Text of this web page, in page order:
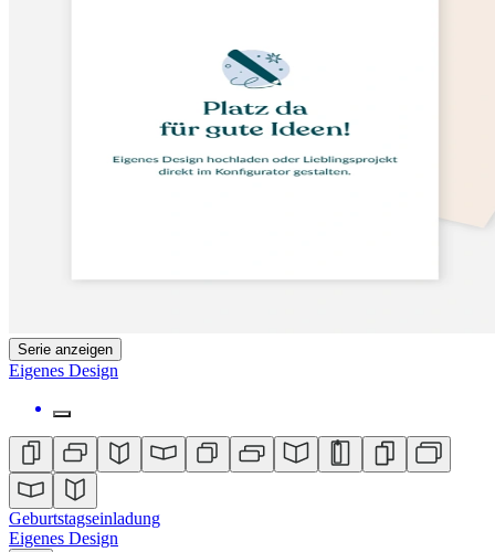
Serie anzeigen
Eigenes Design
Geburtstagseinladung
Eigenes Design